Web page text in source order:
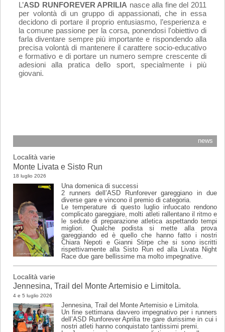
L’ASD RUNFOREVER APRILIA nasce alla fine del 2011
per volontà di un gruppo di appassionati, che in essa
decidono di portare il proprio entusiasmo, l’esperienza e
la comune passione per la corsa, ponendosi l'obiettivo di
farla diventare sempre più importante e rispondendo alla
precisa volontà di mantenere il carattere socio-educativo
e formativo e di portare un numero sempre crescente di
adesioni alla pratica dello sport, specialmente i più
giovani.
news
Località varie
Monte Livata e Sisto Run
18 luglio 2026
Una domenica di successi
2 runners dell’ASD Runforever gareggiano in due
diverse gare e vincono il premio di categoria.
Le temperature di questo luglio infuocato rendono
complicato gareggiare, molti atleti rallentano il ritmo e
le sedute di preparazione atletica aspettando tempi
migliori. Qualche podista si mette alla prova
gareggiando ed è quello che hanno fatto i nostri
Chiara Nepoti e Gianni Stirpe che si sono iscritti
rispettivamente alla Sisto Run ed alla Livata Night
Race due gare bellissime ma molto impegnative.
Località varie
Jennesina, Trail del Monte Artemisio e Limitola.
4 e 5 luglio 2026
Jennesina, Trail del Monte Artemisio e Limitola.
Un fine settimana davvero impegnativo per i runners
dell’ASD Runforever Aprilia tre gare durissime in cui i
nostri atleti hanno conquistato tantissimi premi.